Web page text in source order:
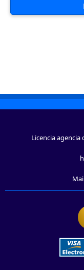
Licencia agencia